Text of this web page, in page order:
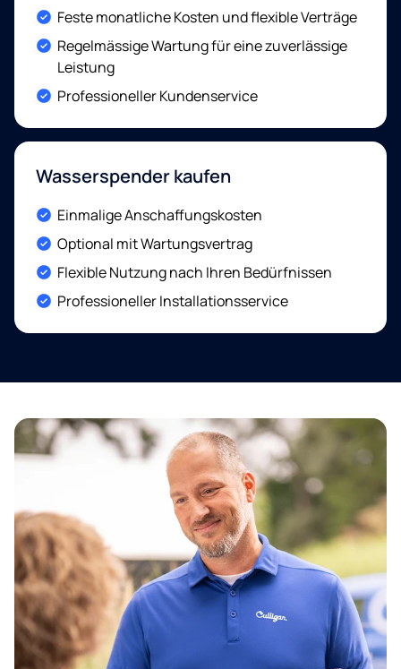
Included:
Feste monatliche Kosten und flexible Verträge
Included:
Regelmässige Wartung für eine zuverlässige
Leistung
Included:
Professioneller Kundenservice
Wasserspender kaufen
Included:
Einmalige Anschaffungskosten
Included:
Optional mit Wartungsvertrag
Included:
Flexible Nutzung nach Ihren Bedürfnissen
Included:
Professioneller Installationsservice